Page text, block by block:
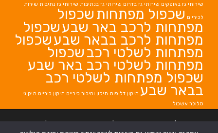
שירותי גז באופקים שירותי גז בדרום שירותי גז בנתיבות שירותי גז נתיבות שירות
לכיריים שכפול מפתחות שכפול
מפתחות לרכב באר שבעשכפול
מפתחות לרכב בבאר שבעשכפול
מפתחות לשלטי רכב שכפול
מפתחות לשלטי רכב באר שבע
שכפול מפתחות לשלטי רכב
בבאר שבע תיקון דליפות תיקון וחיבור כיריים תיקון כיריים תיקוני
סלולר אשכול